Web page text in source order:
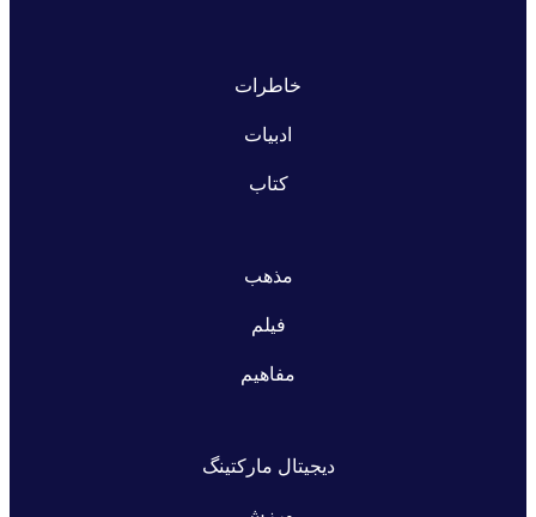
خاطرات
ادبیات
کتاب
مذهب
فیلم
مفاهیم
دیجیتال مارکتینگ